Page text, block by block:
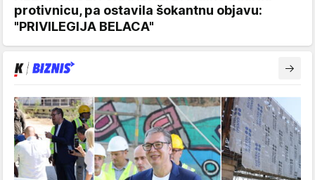
protivnicu, pa ostavila šokantnu objavu:
"PRIVILEGIJA BELACA"